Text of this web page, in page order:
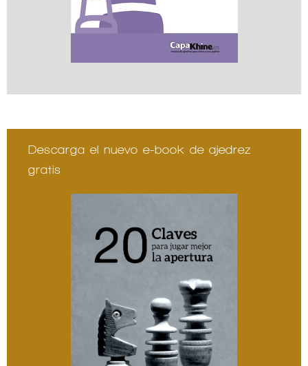
Descarga el nuevo e-book de ajedrez
gratis